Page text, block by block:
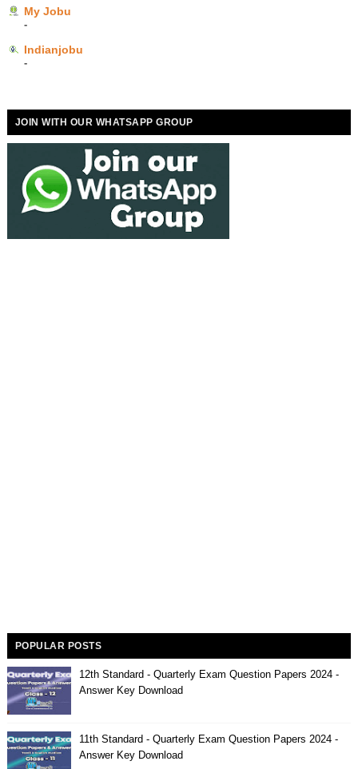
My Jobu
-
Indianjobu
-
JOIN WITH OUR WHATSAPP GROUP
POPULAR POSTS
12th Standard - Quarterly Exam Question Papers 2024 -
Answer Key Download
11th Standard - Quarterly Exam Question Papers 2024 -
Answer Key Download